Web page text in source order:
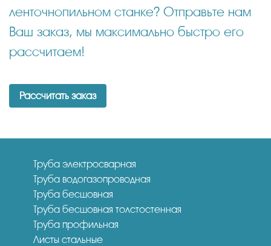
ленточнопильном станке? Отправьте нам
Ваш заказ, мы максимально быстро его
рассчитаем!
Рассчитать заказ
Труба электросварная
Труба водогазопроводная
Труба бесшовная
Труба бесшовная толстостенная
Труба профильная
Листы стальные